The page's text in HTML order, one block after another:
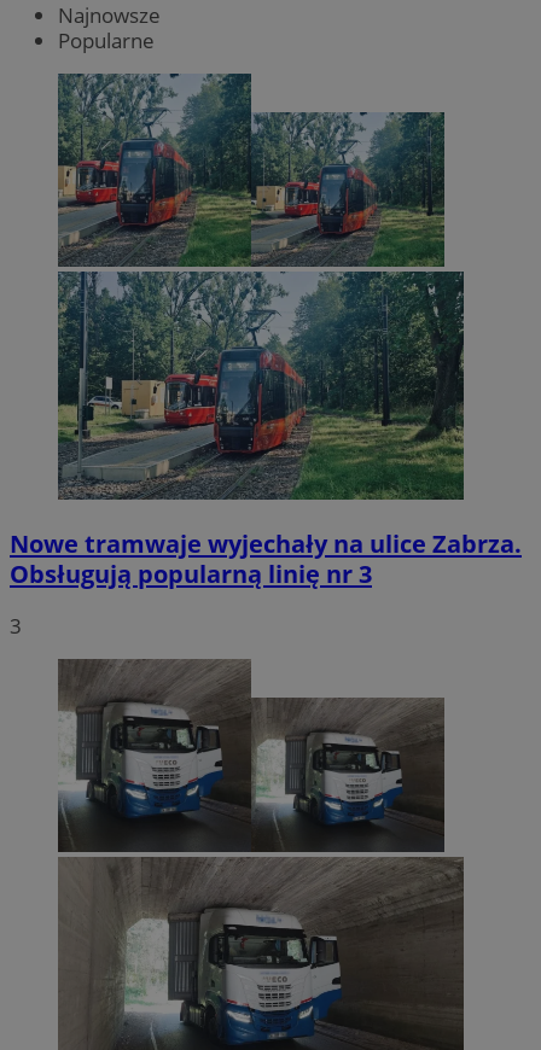
Najnowsze
Popularne
Nowe tramwaje wyjechały na ulice Zabrza.
Obsługują popularną linię nr 3
3